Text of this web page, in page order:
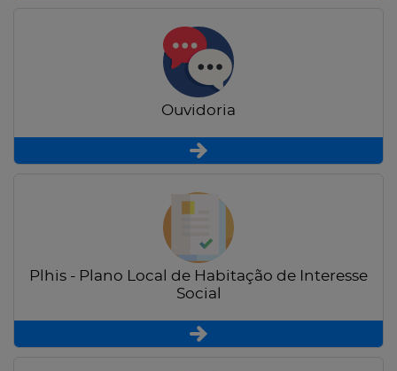
Ouvidoria
Plhis - Plano Local de Habitação de Interesse
Social